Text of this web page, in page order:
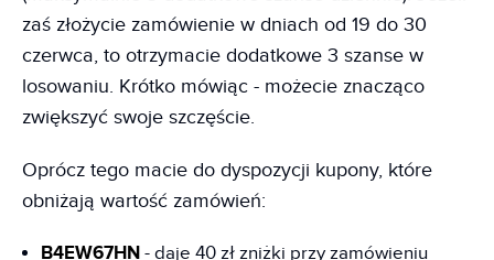
zaś złożycie zamówienie w dniach od 19 do 30
czerwca, to otrzymacie dodatkowe 3 szanse w
losowaniu. Krótko mówiąc - możecie znacząco
zwiększyć swoje szczęście.
Oprócz tego macie do dyspozycji kupony, które
obniżają wartość zamówień:
B4EW67HN - daje 40 zł zniżki przy zamówieniu